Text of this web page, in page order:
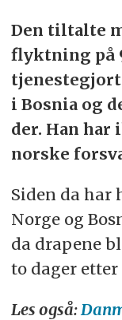
Den tiltalte
flyktning på
i Bosnia og
der. Han
norske
Siden da har
Norge og
da drapene
to dager etter
Les også: